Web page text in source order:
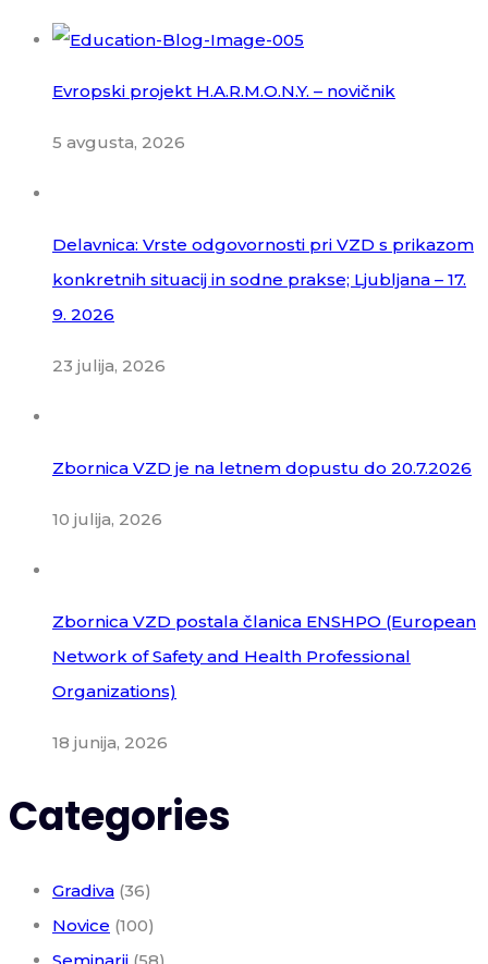
Evropski projekt H.A.R.M.O.N.Y. – novičnik
5 avgusta, 2026
Delavnica: Vrste odgovornosti pri VZD s prikazom
konkretnih situacij in sodne prakse; Ljubljana – 17.
9. 2026
23 julija, 2026
Zbornica VZD je na letnem dopustu do 20.7.2026
10 julija, 2026
Zbornica VZD postala članica ENSHPO (European
Network of Safety and Health Professional
Organizations)
18 junija, 2026
Categories
Gradiva (36)
Novice (100)
Seminarji (58)